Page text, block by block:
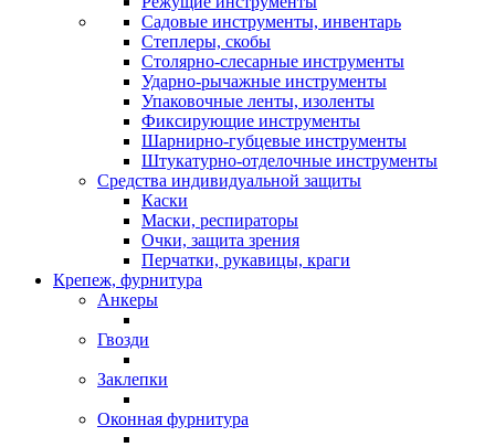
Садовые инструменты, инвентарь
Степлеры, скобы
Столярно-слесарные инструменты
Ударно-рычажные инструменты
Упаковочные ленты, изоленты
Фиксирующие инструменты
Шарнирно-губцевые инструменты
Штукатурно-отделочные инструменты
Средства индивидуальной защиты
Каски
Маски, респираторы
Очки, защита зрения
Перчатки, рукавицы, краги
Крепеж, фурнитура
Анкеры
Гвозди
Заклепки
Оконная фурнитура